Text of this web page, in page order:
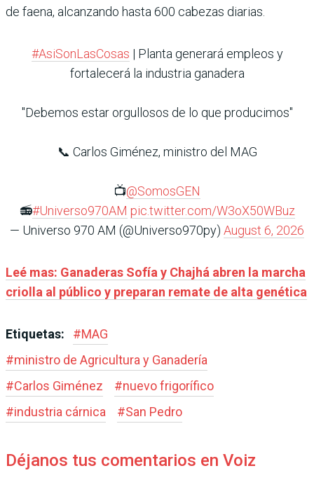
de faena, alcanzando hasta 600 cabezas diarias.
#AsiSonLasCosas | Planta generará empleos y
fortalecerá la industria ganadera
"Debemos estar orgullosos de lo que producimos"
📞 Carlos Giménez, ministro del MAG
📺@SomosGEN
📻#Universo970AM pic.twitter.com/W3oX50WBuz
— Universo 970 AM (@Universo970py) August 6, 2026
Leé mas: Ganaderas Sofía y Chajhá abren la marcha
criolla al público y preparan remate de alta genética
Etiquetas: #MAG
#ministro de Agricultura y Ganadería
#Carlos Giménez #nuevo frigorífico
#industria cárnica #San Pedro
Déjanos tus comentarios en Voiz